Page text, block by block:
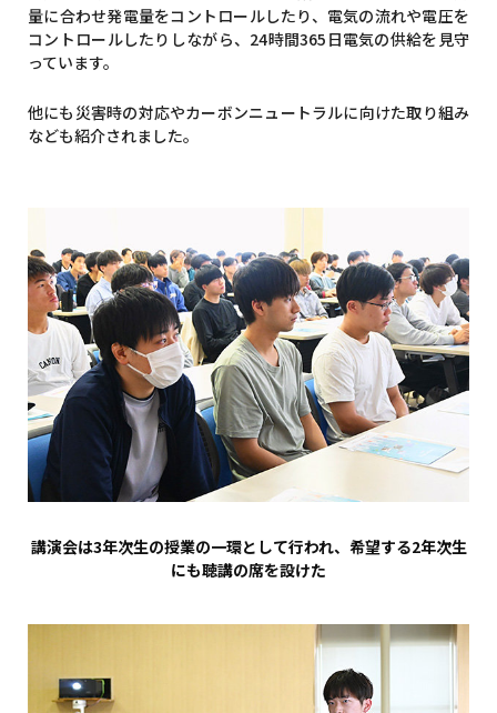
量に合わせ発電量をコントロールしたり、電気の流れや電圧を
コントロールしたりしながら、24時間365日電気の供給を見守
っています。
他にも災害時の対応やカーボンニュートラルに向けた取り組み
なども紹介されました。
講演会は3年次生の授業の一環として行われ、希望する2年次生
にも聴講の席を設けた